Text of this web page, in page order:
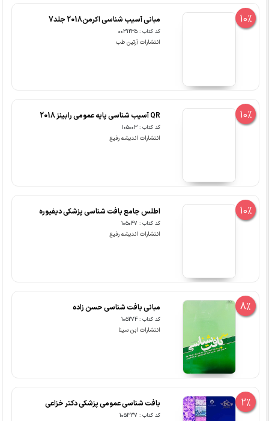
10% مبانی آسیب شناسی اکرمن2018 جلد7
کد کتاب : 0031235
انتشارات آرتین طب
10% QR آسیب شناسی پایه عمومی رابینز 2018
کد کتاب : 105003
انتشارات اندیشه رفیع
10% اطلس جامع بافت شناسی پزشکی دیفیوره
کد کتاب : 105047
انتشارات اندیشه رفیع
8% مبانی بافت شناسی حسن زاده
کد کتاب : 105274
انتشارات ابن سینا
2% بافت شناسی عمومی پزشکی دکتر خزاعی
کد کتاب : 105337